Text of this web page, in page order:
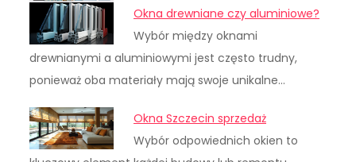
Okna drewniane czy aluminiowe?
Wybór między oknami
drewnianymi a aluminiowymi jest często trudny,
ponieważ oba materiały mają swoje unikalne…
Okna Szczecin sprzedaż
Wybór odpowiednich okien to